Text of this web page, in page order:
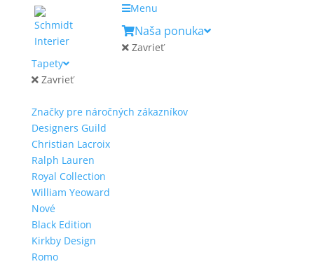
Menu
Naša ponuka
Zavrieť
Tapety
Zavrieť
Značky pre náročných zákazníkov
Designers Guild
Christian Lacroix
Ralph Lauren
Royal Collection
William Yeoward
Nové
Black Edition
Kirkby Design
Romo